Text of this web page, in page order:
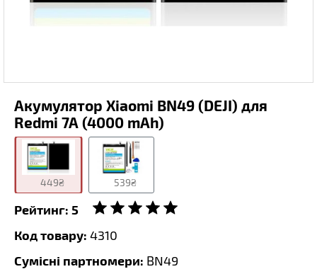
Акумулятор Xiaomi BN49 (DEJI) для
Redmi 7A (4000 mAh)
449₴ 539₴
Рейтинг: 5
Код товару: 4310
Сумісні партномери: BN49